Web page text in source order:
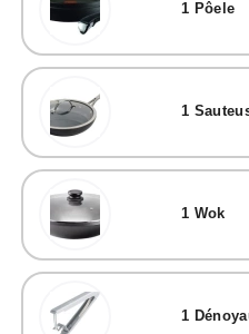
1 Pôele
1
1 Wok
1